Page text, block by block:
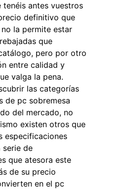
tenéis antes vuestros
definitivo que
la permite estar
que
pero por otro
entre calidad y
valga la pena.
las categorías
de pc sobremesa
del mercado, no
existen otros que
especificaciones
serie de
que atesora este
de su precio
en el pc